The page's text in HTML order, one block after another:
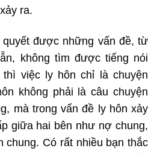
ra.
quyết được những vấn đề, từ
không tìm được tiếng nói
việc ly hôn chỉ là chuyện
không phải là câu chuyện
mà trong vấn đề ly hôn xảy
giữa hai bên như nợ chung,
chung. Có rất nhiều bạn thắc